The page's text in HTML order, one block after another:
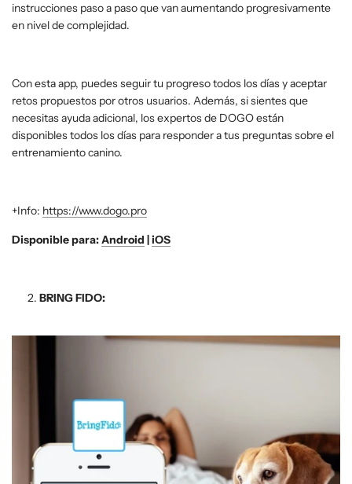
instrucciones paso a paso que van aumentando progresivamente
en nivel de complejidad.
Con esta app, puedes seguir tu progreso todos los días y aceptar
retos propuestos por otros usuarios. Además, si sientes que
necesitas ayuda adicional, los expertos de DOGO están
disponibles todos los días para responder a tus preguntas sobre el
entrenamiento canino.
+Info: https://www.dogo.pro
Disponible para:Android |iOS
BRING FIDO: